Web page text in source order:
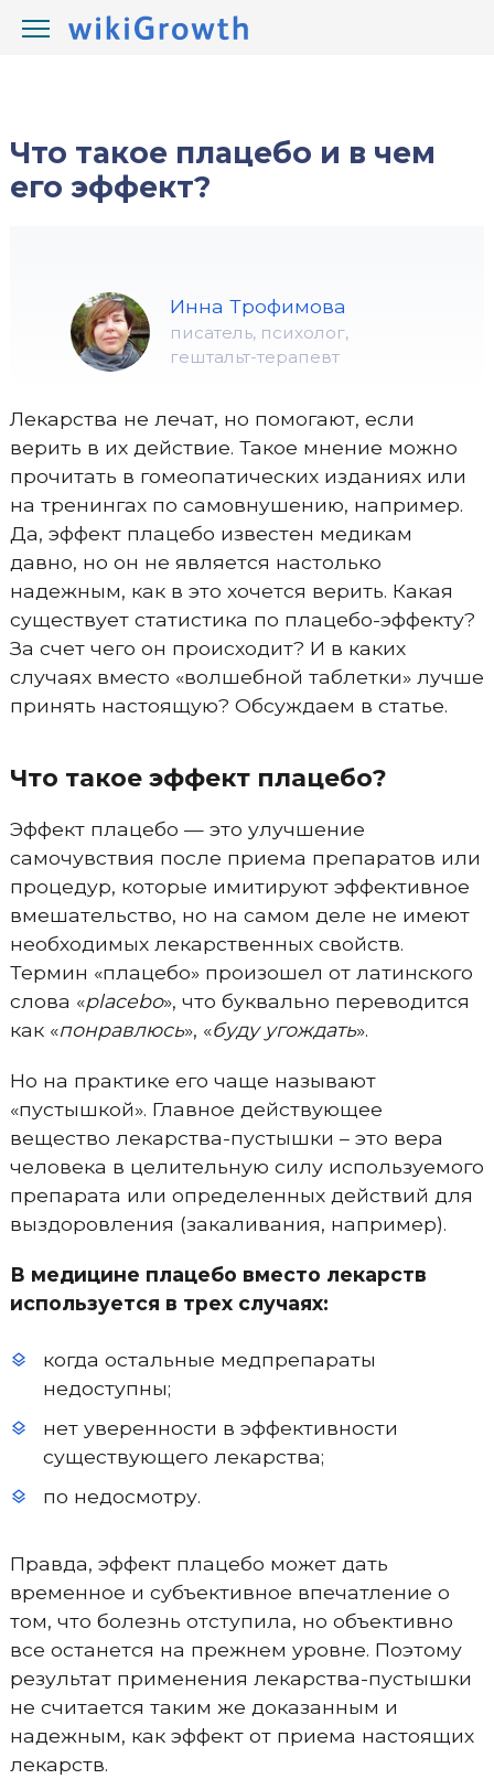
wikiGrowth.com / Что такое /
Что такое плацебо и в чем
его эффект?
Инна Трофимова
писатель, психолог,
гештальт-терапевт
Лекарства не лечат, но помогают, если
верить в их действие. Такое мнение можно
прочитать в гомеопатических изданиях или
на тренингах по самовнушению, например.
Да, эффект плацебо известен медикам
давно, но он не является настолько
надежным, как в это хочется верить. Какая
существует статистика по плацебо-эффекту?
За счет чего он происходит? И в каких
случаях вместо «волшебной таблетки» лучше
принять настоящую? Обсуждаем в статье.
Что такое эффект плацебо?
Эффект плацебо — это улучшение
самочувствия после приема препаратов или
процедур, которые имитируют эффективное
вмешательство, но на самом деле не имеют
необходимых лекарственных свойств.
Термин «плацебо» произошел от латинского
слова «placebo», что буквально переводится
как «понравлюсь», «буду угождать».
Но на практике его чаще называют
«пустышкой». Главное действующее
вещество лекарства-пустышки – это вера
человека в целительную силу используемого
препарата или определенных действий для
выздоровления (закаливания, например).
В медицине плацебо вместо лекарств
используется в трех случаях:
когда остальные медпрепараты
недоступны;
нет уверенности в эффективности
существующего лекарства;
по недосмотру.
Правда, эффект плацебо может дать
временное и субъективное впечатление о
том, что болезнь отступила, но объективно
все останется на прежнем уровне. Поэтому
результат применения лекарства-пустышки
не считается таким же доказанным и
надежным, как эффект от приема настоящих
лекарств.